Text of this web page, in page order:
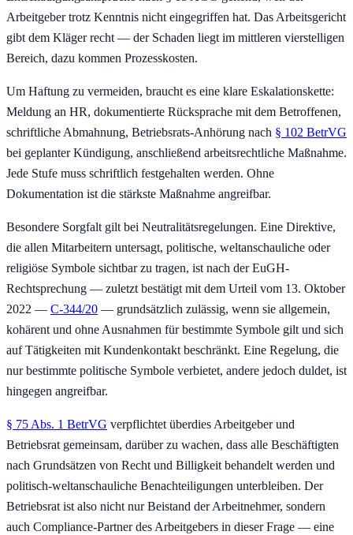
Arbeitgeber trotz Kenntnis nicht eingegriffen hat. Das Arbeitsgericht
gibt dem Kläger recht — der Schaden liegt im mittleren vierstelligen
Bereich, dazu kommen Prozesskosten.
Um Haftung zu vermeiden, braucht es eine klare Eskalationskette:
Meldung an HR, dokumentierte Rücksprache mit dem Betroffenen,
schriftliche Abmahnung, Betriebsrats-Anhörung nach § 102 BetrVG
bei geplanter Kündigung, anschließend arbeitsrechtliche Maßnahme.
Jede Stufe muss schriftlich festgehalten werden. Ohne
Dokumentation ist die stärkste Maßnahme angreifbar.
Besondere Sorgfalt gilt bei Neutralitätsregelungen. Eine Direktive,
die allen Mitarbeitern untersagt, politische, weltanschauliche oder
religiöse Symbole sichtbar zu tragen, ist nach der EuGH-
Rechtsprechung — zuletzt bestätigt mit dem Urteil vom 13. Oktober
2022 — C-344/20 — grundsätzlich zulässig, wenn sie allgemein,
kohärent und ohne Ausnahmen für bestimmte Symbole gilt und sich
auf Tätigkeiten mit Kundenkontakt beschränkt. Eine Regelung, die
nur bestimmte politische Symbole verbietet, andere jedoch duldet, ist
hingegen angreifbar.
§ 75 Abs. 1 BetrVG verpflichtet überdies Arbeitgeber und
Betriebsrat gemeinsam, darüber zu wachen, dass alle Beschäftigten
nach Grundsätzen von Recht und Billigkeit behandelt werden und
politisch-weltanschauliche Benachteiligungen unterbleiben. Der
Betriebsrat ist also nicht nur Beistand der Arbeitnehmer, sondern
auch Compliance-Partner des Arbeitgebers in dieser Frage — eine